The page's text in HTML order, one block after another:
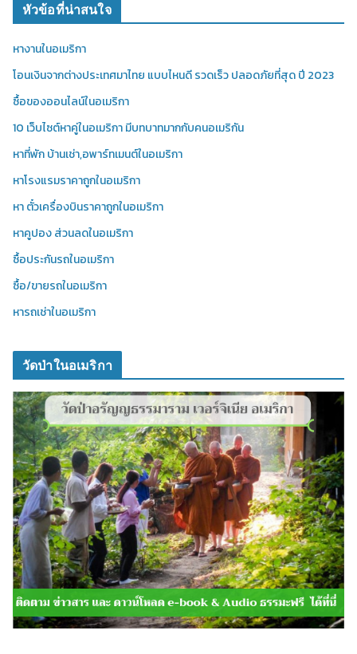
หัวข้อที่น่าสนใจ
หางานในอเมริกา
โอนเงินจากต่างประเทศมาไทย แบบไหนดี รวดเร็ว ปลอดภัยที่สุด ปี 2023
ซื้อของออนไลน์ในอเมริกา
10 เว็บไซต์หาคู่ในอเมริกา มีบทบาทมากกับคนอเมริกัน
หาที่พัก บ้านเช่า,อพาร์ทเมนต์ในอเมริกา
หาโรงแรมราคาถูกในอเมริกา
หา ตั๋วเครื่องบินราคาถูกในอเมริกา
หาคูปอง ส่วนลดในอเมริกา
ซื้อประกันรถในอเมริกา
ซื้อ/ขายรถในอเมริกา
หารถเช่าในอเมริกา
วัดป่าในอเมริกา